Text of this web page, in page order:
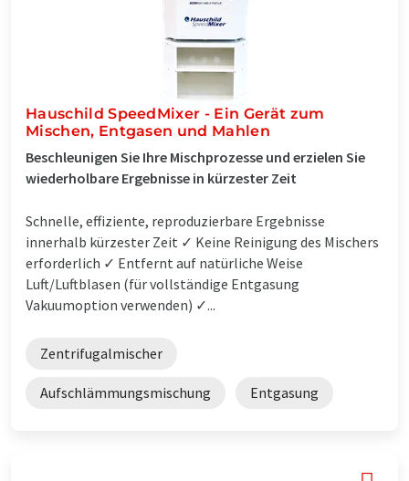
Hauschild SpeedMixer - Ein Gerät zum
Mischen, Entgasen und Mahlen
Beschleunigen Sie Ihre Mischprozesse und erzielen Sie
wiederholbare Ergebnisse in kürzester Zeit
Schnelle, effiziente, reproduzierbare Ergebnisse
innerhalb kürzester Zeit ✓ Keine Reinigung des Mischers
erforderlich ✓ Entfernt auf natürliche Weise
Luft/Luftblasen (für vollständige Entgasung
Vakuumoption verwenden) ✓...
Zentrifugalmischer
Aufschlämmungsmischung Entgasung